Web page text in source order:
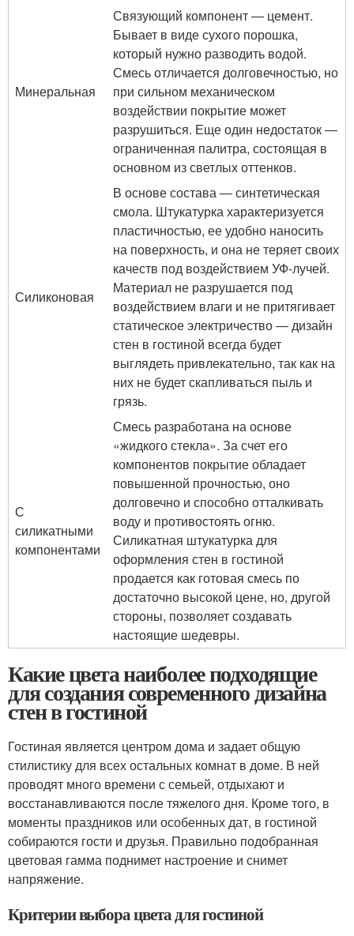
Минеральная
Связующий компонент ― цемент.
Бывает в виде сухого порошка,
который нужно разводить водой.
Смесь отличается долговечностью, но
при сильном механическом
воздействии покрытие может
разрушиться. Еще один недостаток ―
ограниченная палитра, состоящая в
основном из светлых оттенков.
Силиконовая
В основе состава ― синтетическая
смола. Штукатурка характеризуется
пластичностью, ее удобно наносить
на поверхность, и она не теряет своих
качеств под воздействием УФ-лучей.
Материал не разрушается под
воздействием влаги и не притягивает
статическое электричество ― дизайн
стен в гостиной всегда будет
выглядеть привлекательно, так как на
них не будет скапливаться пыль и
грязь.
С
силикатными
компонентами
Смесь разработана на основе
«жидкого стекла». За счет его
компонентов покрытие обладает
повышенной прочностью, оно
долговечно и способно отталкивать
воду и противостоять огню.
Силикатная штукатурка для
оформления стен в гостиной
продается как готовая смесь по
достаточно высокой цене, но, другой
стороны, позволяет создавать
настоящие шедевры.
Какие цвета наиболее подходящие
для создания современного дизайна
стен в гостиной
Гостиная является центром дома и задает общую
стилистику для всех остальных комнат в доме. В ней
проводят много времени с семьей, отдыхают и
восстанавливаются после тяжелого дня. Кроме того, в
моменты праздников или особенных дат, в гостиной
собираются гости и друзья. Правильно подобранная
цветовая гамма поднимет настроение и снимет
напряжение.
Критерии выбора цвета для гостиной